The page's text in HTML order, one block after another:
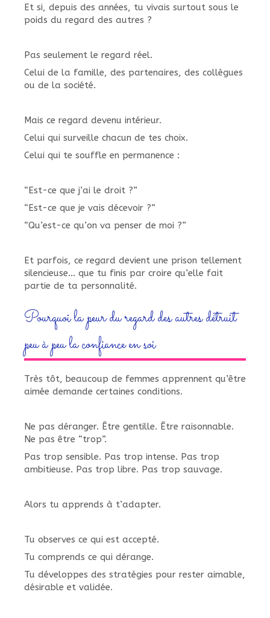
Et si, depuis des années, tu vivais surtout sous le
poids du regard des autres ?
Pas seulement le regard réel.
Celui de la famille, des partenaires, des collègues
ou de la société.
Mais ce regard devenu intérieur.
Celui qui surveille chacun de tes choix.
Celui qui te souffle en permanence :
“Est-ce que j’ai le droit ?”
“Est-ce que je vais décevoir ?”
“Qu’est-ce qu’on va penser de moi ?”
Et parfois, ce regard devient une prison tellement
silencieuse… que tu finis par croire qu’elle fait
partie de ta personnalité.
Pourquoi la peur du regard des autres détruit
peu à peu la confiance en soi
Très tôt, beaucoup de femmes apprennent qu’être
aimée demande certaines conditions.
Ne pas déranger. Être gentille. Être raisonnable.
Ne pas être “trop”.
Pas trop sensible. Pas trop intense. Pas trop
ambitieuse. Pas trop libre. Pas trop sauvage.
Alors tu apprends à t’adapter.
Tu observes ce qui est accepté.
Tu comprends ce qui dérange.
Tu développes des stratégies pour rester aimable,
désirable et validée.